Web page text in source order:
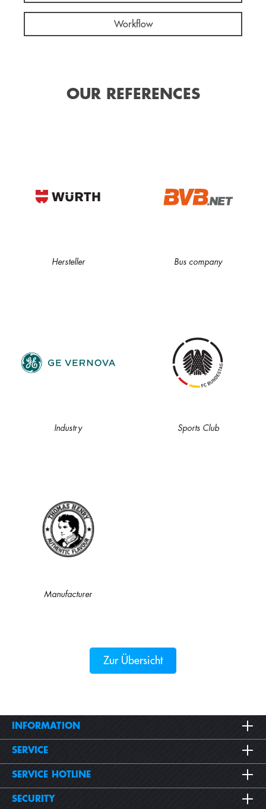
Workflow
OUR REFERENCES
Hersteller Bus company
Industry Sports Club
Manufacturer
Zur Übersicht
INFORMATION
SERVICE
SERVICE HOTLINE
SECURITY